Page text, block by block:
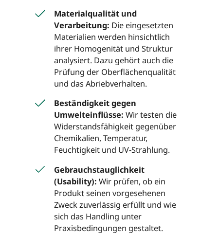
Materialqualität und
Verarbeitung: Die eingesetzten
Materialien werden hinsichtlich
ihrer Homogenität und Struktur
analysiert. Dazu gehört auch die
Prüfung der Oberflächenqualität
und das Abriebverhalten.
Beständigkeit gegen
Umwelteinflüsse: Wir testen die
Widerstandsfähigkeit gegenüber
Chemikalien, Temperatur,
Feuchtigkeit und UV-Strahlung.
Gebrauchstauglichkeit
(Usability): Wir prüfen, ob ein
Produkt seinen vorgesehenen
Zweck zuverlässig erfüllt und wie
sich das Handling unter
Praxisbedingungen gestaltet.